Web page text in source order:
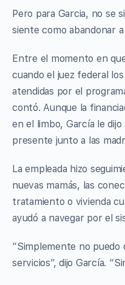
Pero para Garcia, no se
siente como abandonar
Entre el momento en
cuando el juez federal
atendidas por el
contó. Aunque la
en el limbo, García le
presente junto a las
La empleada hizo
nuevas mamás, las
tratamiento o vivienda
ayudó a navegar por el
“Simplemente no puedo
servicios”, dijo García.